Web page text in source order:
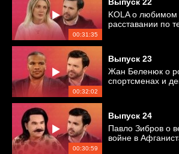
00:31:35
KOLA о
расставании по
00:32:02
Выпуск 23
Жан Беленюк о
спортсменах и
00:30:59
Выпуск 24
Павло Зибров о
войне в